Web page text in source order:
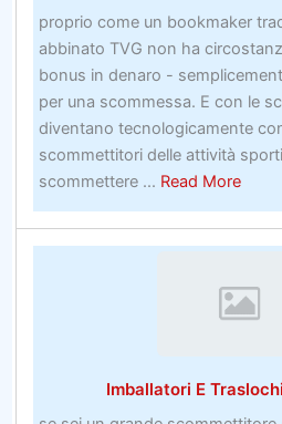
scommessecapper
sportivo
proprio come un bookmaker
abbinato TVG non ha
bonus in denaro -
per una scommessa. E con le
diventano tecnologicamente
scommettitori delle attività
scommettere ... Read Moreabout
Prime
5
Imballatori E